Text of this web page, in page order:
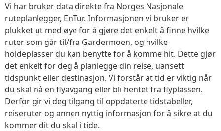
Vi har bruker data direkte fra Norges Nasjonale
ruteplanlegger, EnTur. Informasjonen vi bruker er
plukket ut med øye for å gjøre det enkelt å finne hvilke
ruter som går til/fra Gardermoen, og hvilke
holdeplasser du kan benytte for å komme hit. Dette gjør
det enkelt for deg å planlegge din reise, uansett
tidspunkt eller destinasjon. Vi forstår at tid er viktig når
du skal nå en flyavgang eller bli hentet fra flyplassen.
Derfor gir vi deg tilgang til oppdaterte tidstabeller,
reiseruter og annen nyttig informasjon for å sikre at du
kommer dit du skal i tide.